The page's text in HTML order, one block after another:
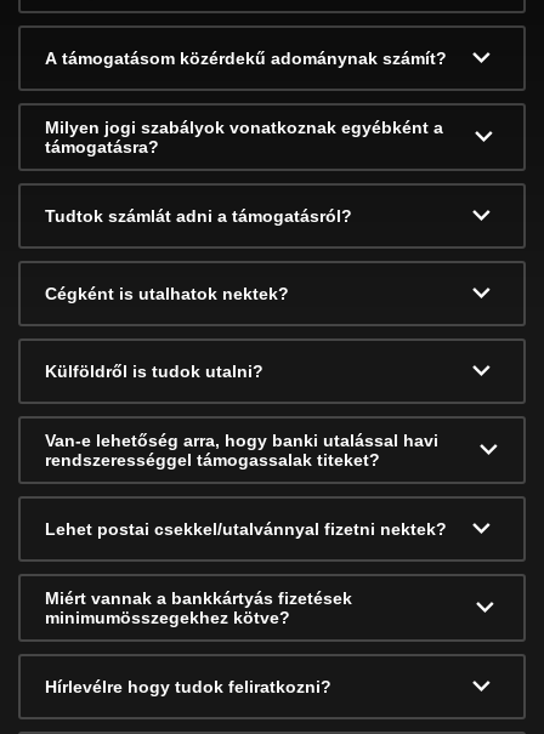
A támogatásom közérdekű adománynak számít?
Milyen jogi szabályok vonatkoznak egyébként a
támogatásra?
Tudtok számlát adni a támogatásról?
Cégként is utalhatok nektek?
Külföldről is tudok utalni?
Van-e lehetőség arra, hogy banki utalással havi
rendszerességgel támogassalak titeket?
Lehet postai csekkel/utalvánnyal fizetni nektek?
Miért vannak a bankkártyás fizetések
minimumösszegekhez kötve?
Hírlevélre hogy tudok feliratkozni?